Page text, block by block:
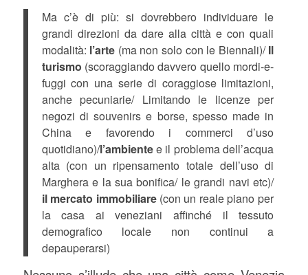
Ma c’è di più: si dovrebbero individuare le
grandi direzioni da dare alla città e con quali
modalità: l’arte (ma non solo con le Biennali)/Il
turismo (scoraggiando davvero quello mordi-e-
fuggi con una serie di coraggiose limitazioni,
anche pecuniarie/ Limitando le licenze per
negozi di souvenirs e borse, spesso made in
China e favorendo i commerci d’uso
quotidiano)/l’ambientee il problema dell’acqua
alta (con un ripensamento totale dell’uso di
Marghera e la sua bonifica/ le grandi navi etc)/
il mercato immobiliare(con un reale piano per
la casa ai veneziani affinché il tessuto
demografico locale non continui a
depauperarsi)